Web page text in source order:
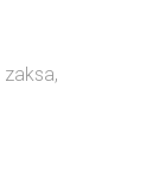
zaksa,